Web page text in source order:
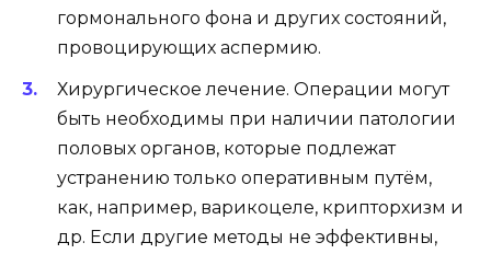
гормонального фона и других состояний,
провоцирующих аспермию.
Хирургическое лечение. Операции могут
быть необходимы при наличии патологии
половых органов, которые подлежат
устранению только оперативным путём,
как, например, варикоцеле, крипторхизм и
др. Если другие методы не эффективны,